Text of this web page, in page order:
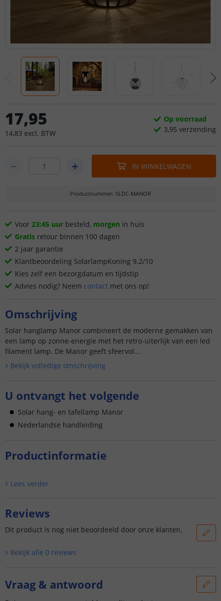
17,95
14,83 excl. BTW
Op voorraad
3,95 verzending
IN WINKELWAGEN
Productnummer: SLDC-MANOR
Voor 23:45 uur besteld, morgen in huis
Gratis retour binnen 100 dagen
2 jaar garantie
Klantbeoordeling SolarlampKoning 9.2/10
Kies zelf een bezorgdatum en tijdstip
Advies nodig? Neem contact met ons op!
Omschrijving
Solar hanglamp Manor combineert de moderne gemakken van
een lamp op zonne-energie met het retro-uiterlijk van een led
filament lamp. De Manor geeft sfeervol...
Bekijk volledige omschrijving
U ontvangt het volgende
Solar hang- en tafellamp Manor
Nederlandse handleiding
Productinformatie
Lees verder
Reviews
Dit product is nog niet beoordeeld door onze klanten.
Bekijk alle 0 reviews
Vraag & antwoord